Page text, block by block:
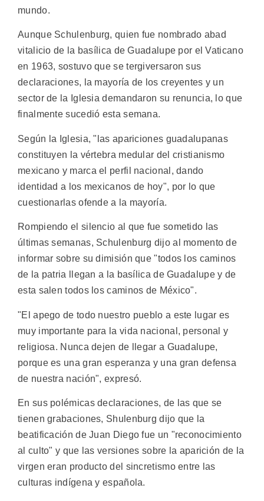
mundo.
Aunque Schulenburg, quien fue nombrado abad
vitalicio de la basílica de Guadalupe por el Vaticano
en 1963, sostuvo que se tergiversaron sus
declaraciones, la mayoría de los creyentes y un
sector de la Iglesia demandaron su renuncia, lo que
finalmente sucedió esta semana.
Según la Iglesia, "las apariciones guadalupanas
constituyen la vértebra medular del cristianismo
mexicano y marca el perfil nacional, dando
identidad a los mexicanos de hoy", por lo que
cuestionarlas ofende a la mayoría.
Rompiendo el silencio al que fue sometido las
últimas semanas, Schulenburg dijo al momento de
informar sobre su dimisión que "todos los caminos
de la patria llegan a la basílica de Guadalupe y de
esta salen todos los caminos de México".
"El apego de todo nuestro pueblo a este lugar es
muy importante para la vida nacional, personal y
religiosa. Nunca dejen de llegar a Guadalupe,
porque es una gran esperanza y una gran defensa
de nuestra nación", expresó.
En sus polémicas declaraciones, de las que se
tienen grabaciones, Shulenburg dijo que la
beatificación de Juan Diego fue un "reconocimiento
al culto" y que las versiones sobre la aparición de la
virgen eran producto del sincretismo entre las
culturas indígena y española.